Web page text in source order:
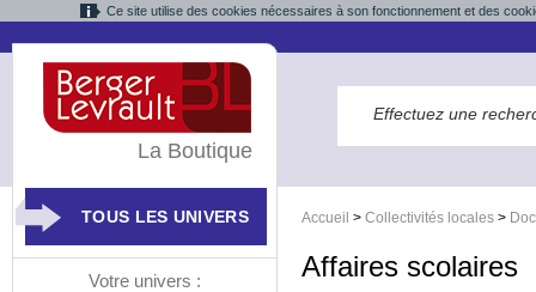
Ce site utilise des cookies nécessaires à son fonctionnement et des
Accueil > Collectivités locales >
Affaires scolaires
La Boutique
TOUS LES UNIVERS
Votre univers :